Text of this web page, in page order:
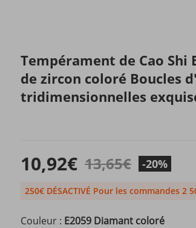
Tempérament de Cao
de zircon coloré Boucles
tridimensionnelles
10,92€ 13,65€ -20%
250€ DÉSACTIVÉ Pour les commandes 2
Couleur : E2059 Diamant coloré